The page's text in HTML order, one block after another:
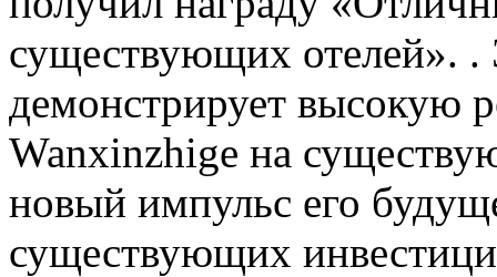
существующих отелей». .
демонстрирует высокую
Wanxinzhige на
новый импульс его
существующих